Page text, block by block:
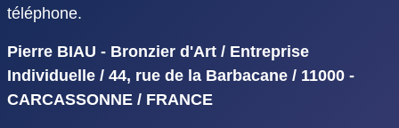
téléphone.
Pierre BIAU - Bronzier d'Art / Entreprise
Individuelle / 44, rue de la Barbacane / 11000 -
CARCASSONNE / FRANCE